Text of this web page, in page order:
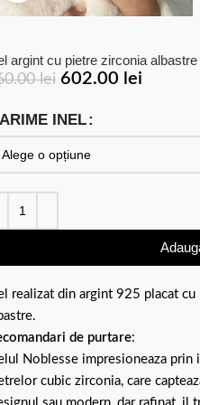
argint cu pietre zirconia
lei 602.00 lei
INEL
realizat din argint 925 placat
de purtare:
Noblesse impresioneaza prin
cubic zirconia, care